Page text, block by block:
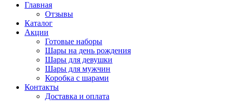
Главная
Отзывы
Каталог
Акции
Готовые наборы
Шары на день рождения
Шары для девушки
Шары для мужчин
Коробка с шарами
Контакты
Доставка и оплата